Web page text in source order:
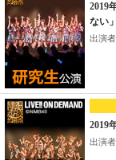
2019
ない
出演
2019
出演